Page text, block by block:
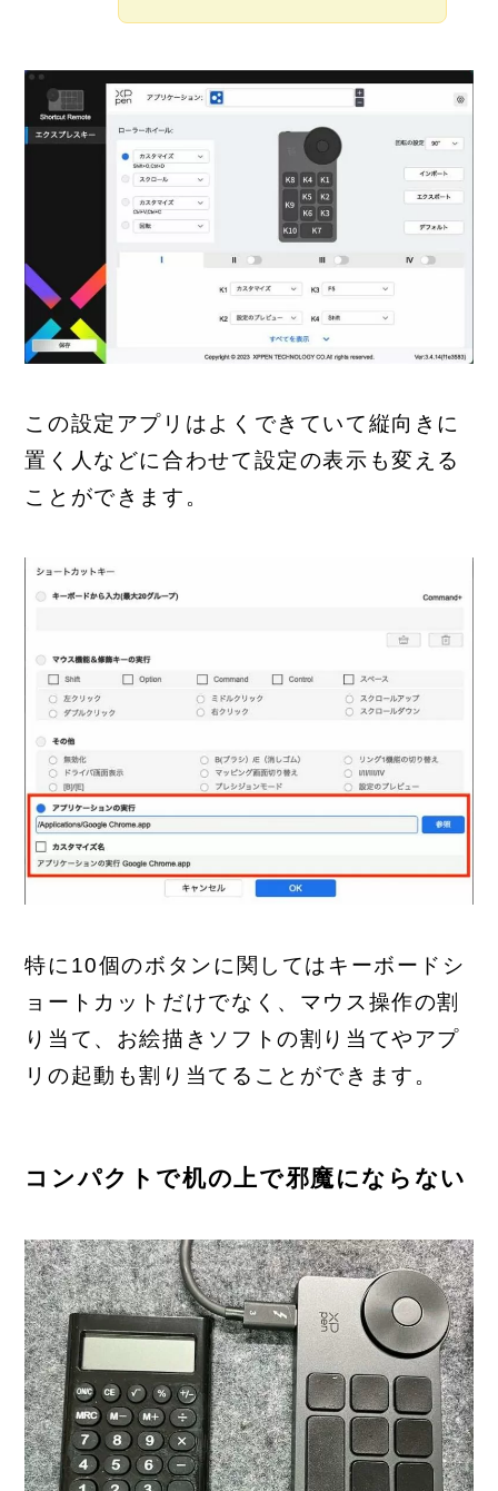
この設定アプリはよくできていて縦向きに
置く人などに合わせて設定の表示も変える
ことができます。
特に10個のボタンに関してはキーボードシ
ョートカットだけでなく、マウス操作の割
り当て、お絵描きソフトの割り当てやアプ
リの起動も割り当てることができます。
コンパクトで机の上で邪魔にならない